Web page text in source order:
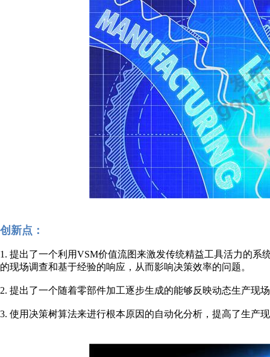
创新点：
1. 提出了一个利用VSM价值流图来激发传统精益工具活力的
的现场调查和基于经验的响应，从而影响决策效率的问题。
2. 提出了一个随着零部件加工逐步生成的能够反映动态生产现
3. 使用决策树算法来进行根本原因的自动化分析，提高了生产